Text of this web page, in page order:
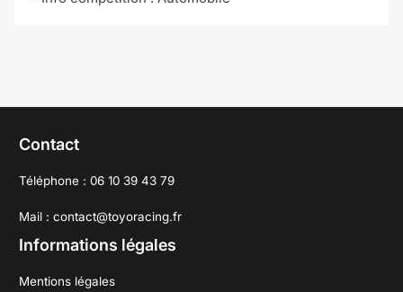
Contact
Téléphone : 06 10 39 43 79
Mail : contact@toyoracing.fr
Informations légales
Mentions légales